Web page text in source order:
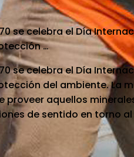
se celebra el Día
…
se celebra el Día
del ambiente. La
proveer aquellos
de sentido en torno